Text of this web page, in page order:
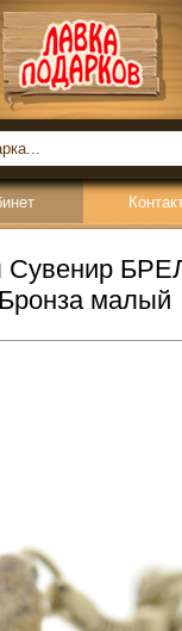
Сувенир
Бронза малый